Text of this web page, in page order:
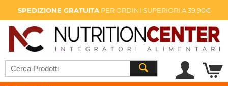
SPEDIZIONE GRATUITAPER ORDINI SUPERIORI A 39,90€